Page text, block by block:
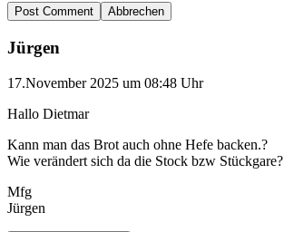
Abbrechen
Jürgen
17.November 2025 um 08:48 Uhr
Hallo Dietmar
Kann man das Brot auch ohne Hefe backen.?
Wie verändert sich da die Stock bzw Stückgare?
Mfg
Jürgen